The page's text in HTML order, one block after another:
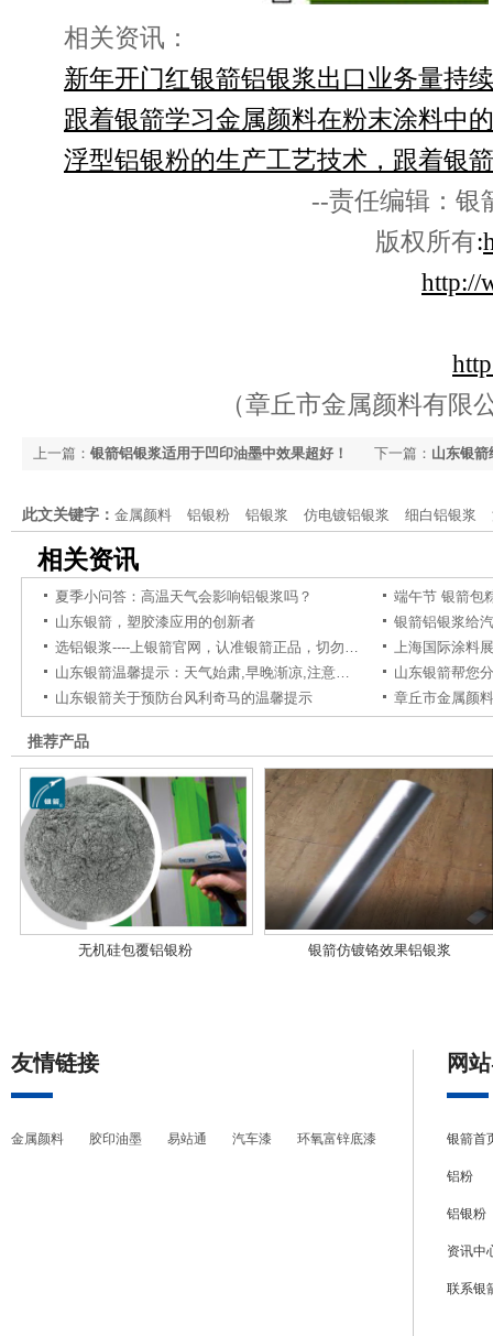
相关资讯：
新年开门红银箭铝银浆出口业务量持
跟着银箭学习金属颜料在粉末涂料中
浮型铝银粉的生产工艺技术，跟着银
--责任编辑：
版权所有:
http://
（章丘市金属颜料有限
下一篇： 山东银
上一篇： 银箭铝银浆适用于凹印油墨中效果超好！
此文关键字： 金属颜料 铝银粉 铝银浆 仿电镀铝银浆 细白铝银浆
相关资讯
夏季小问答：高温天气会影响铝银浆吗？
端午节 银箭包
山东银箭，塑胶漆应用的创新者
银箭铝银浆给
选铝银浆----上银箭官网，认准银箭正品，切勿上当
山东银箭温馨提示：天气始肃,早晚渐凉,注意早晚添衣
山东银箭关于预防台风利奇马的温馨提示
推荐产品
无机硅包覆铝银粉 银箭仿镀铬效果铝银浆
友情链接
金属颜料 胶印油墨 易站通 汽车漆 环氧富锌底漆
网
银箭首
铝粉
铝银粉
资讯中
联系银